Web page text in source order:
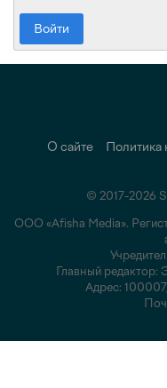
Войти
О сайте Политика
© 2017-2026
ООО «Afisha Media».
Главный редактор:
Адрес: